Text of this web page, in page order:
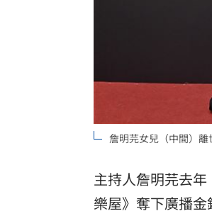
台彩父親節推新刮
商場戰國來臨 台中
「拍片人的多重宇
8國球員齊聚高雄
理想混蛋號召粉絲跨
詹明芫女兒（中間）離
主持人詹明芫去
樂屋》奪下廣播